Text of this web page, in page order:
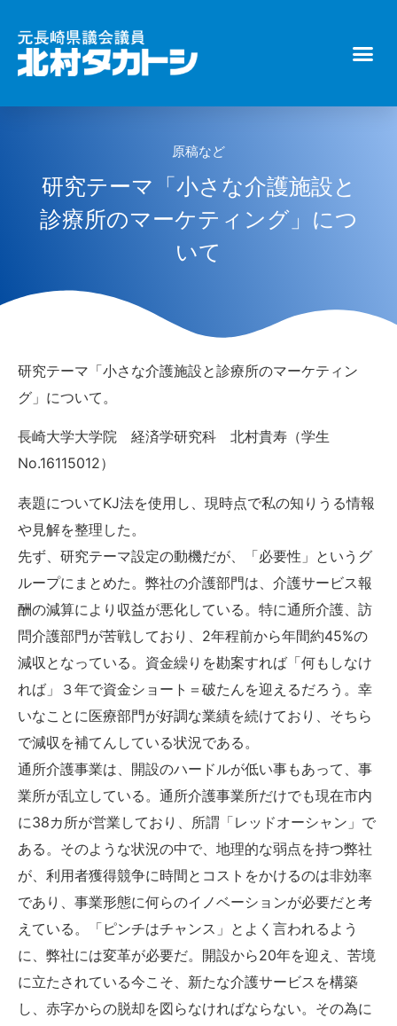
原稿など
研究テーマ「小さな介護施設と
診療所のマーケティング」につ
いて
研究テーマ「小さな介護施設と診療所のマーケティン
グ」について。
長崎大学大学院 経済学研究科 北村貴寿（学生
No.16115012）
表題についてKJ法を使用し、現時点で私の知りうる情報
や見解を整理した。
先ず、研究テーマ設定の動機だが、「必要性」というグ
ループにまとめた。弊社の介護部門は、介護サービス報
酬の減算により収益が悪化している。特に通所介護、訪
問介護部門が苦戦しており、2年程前から年間約45%の
減収となっている。資金繰りを勘案すれば「何もしなけ
れば」３年で資金ショート＝破たんを迎えるだろう。幸
いなことに医療部門が好調な業績を続けており、そちら
で減収を補てんしている状況である。
通所介護事業は、開設のハードルが低い事もあって、事
業所が乱立している。通所介護事業所だけでも現在市内
に38カ所が営業しており、所謂「レッドオーシャン」で
ある。そのような状況の中で、地理的な弱点を持つ弊社
が、利用者獲得競争に時間とコストをかけるのは非効率
であり、事業形態に何らのイノベーションが必要だと考
えている。「ピンチはチャンス」とよく言われるよう
に、弊社には変革が必要だ。開設から20年を迎え、苦境
に立たされている今こそ、新たな介護サービスを構築
し、赤字からの脱却を図らなければならない。その為に